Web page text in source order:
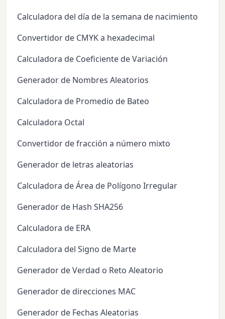
Calculadora del día de la semana de nacimiento
Convertidor de CMYK a hexadecimal
Calculadora de Coeficiente de Variación
Generador de Nombres Aleatorios
Calculadora de Promedio de Bateo
Calculadora Octal
Convertidor de fracción a número mixto
Generador de letras aleatorias
Calculadora de Área de Polígono Irregular
Generador de Hash SHA256
Calculadora de ERA
Calculadora del Signo de Marte
Generador de Verdad o Reto Aleatorio
Generador de direcciones MAC
Generador de Fechas Aleatorias